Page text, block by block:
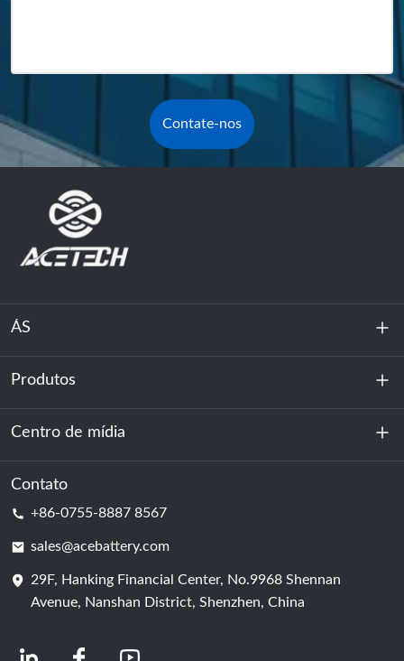
Contate-nos
ÁS
Sobre nós
Sustentabilidade
Produtos
Armazenamento de energia
Centro de dados e sala de servidores
Célula de bateria
Centro de mídia
Notícias
Contato
+86-0755-8887 8567
sales@acebattery.com
29F, Hanking Financial Center, No.9968 Shennan
Avenue, Nanshan District, Shenzhen, China